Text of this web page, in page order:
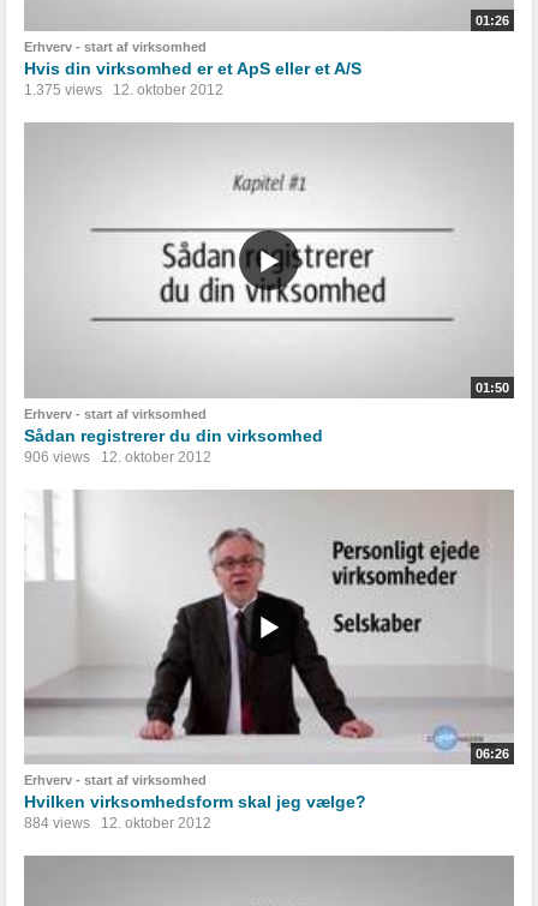
01:26
Erhverv - start af virksomhed
Hvis din virksomhed er et ApS eller et A/S
1.375 views 12. oktober 2012
01:50
Erhverv - start af virksomhed
Sådan registrerer du din virksomhed
906 views 12. oktober 2012
06:26
Erhverv - start af virksomhed
Hvilken virksomhedsform skal jeg vælge?
884 views 12. oktober 2012